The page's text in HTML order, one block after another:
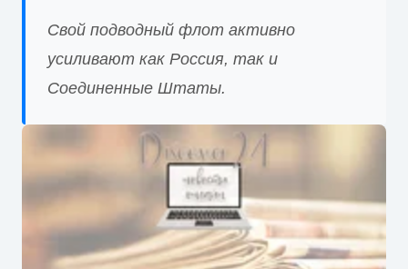
Свой подводный флот активно
усиливают как Россия, так и
Соединенные Штаты.